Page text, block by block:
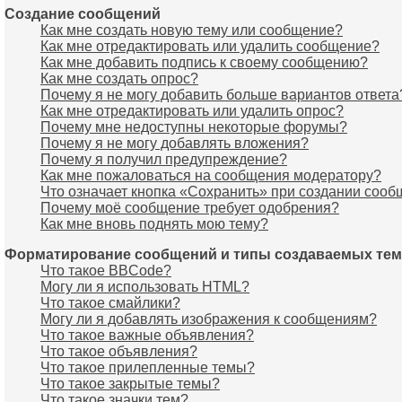
Создание сообщений
Как мне создать новую тему или сообщение?
Как мне отредактировать или удалить сообщение?
Как мне добавить подпись к своему сообщению?
Как мне создать опрос?
Почему я не могу добавить больше вариантов
Как мне отредактировать или удалить опрос?
Почему мне недоступны некоторые форумы?
Почему я не могу добавлять вложения?
Почему я получил предупреждение?
Как мне пожаловаться на сообщения модератору?
Что означает кнопка «Сохранить» при создании
Почему моё сообщение требует одобрения?
Как мне вновь поднять мою тему?
Форматирование сообщений и типы создаваемых тем
Что такое BBCode?
Могу ли я использовать HTML?
Что такое смайлики?
Могу ли я добавлять изображения к сообщениям?
Что такое важные объявления?
Что такое объявления?
Что такое прилепленные темы?
Что такое закрытые темы?